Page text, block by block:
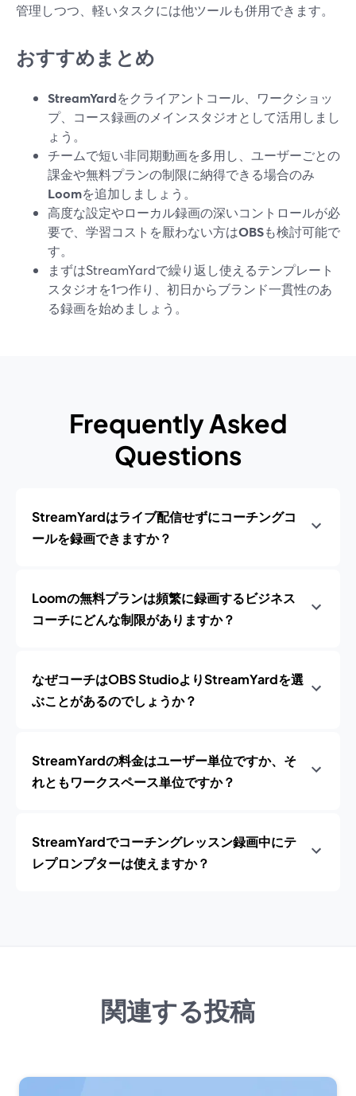
管理しつつ、軽いタスクには他ツールも併用できます。
おすすめまとめ
StreamYardをクライアントコール、ワークショッ
プ、コース録画のメインスタジオとして活用しまし
ょう。
チームで短い非同期動画を多用し、ユーザーごとの
課金や無料プランの制限に納得できる場合のみ
Loomを追加しましょう。
高度な設定やローカル録画の深いコントロールが必
要で、学習コストを厭わない方はOBSも検討可能で
す。
まずはStreamYardで繰り返し使えるテンプレート
スタジオを1つ作り、初日からブランド一貫性のあ
る録画を始めましょう。
Frequently Asked
Questions
StreamYardはライブ配信せずにコーチングコ
ールを録画できますか？
Loomの無料プランは頻繁に録画するビジネス
コーチにどんな制限がありますか？
なぜコーチはOBS StudioよりStreamYardを選
ぶことがあるのでしょうか？
StreamYardの料金はユーザー単位ですか、そ
れともワークスペース単位ですか？
StreamYardでコーチングレッスン録画中にテ
レプロンプターは使えますか？
関連する投稿